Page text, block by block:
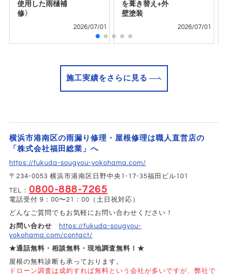
使用した雨樋補
修〉
2026/07/01
を葺き替え+外
壁塗装
2026/07/01
施工実績をさらに見る
横浜市港南区の雨漏り修理・屋根修理は職人直営店の
「株式会社福田総業」へ
https://fukuda-sougyou-yokohama.com/
〒234-0053 横浜市港南区日野中央1-17-35福田ビル101
TEL： 0800-888-7265
電話受付 9：00〜21：00（土日祝対応）
どんなご質問でもお気軽にお問い合わせください！
お問い合わせ
https://fukuda-sougyou-
yokohama.com/contact/
★通話無料・相談無料・現地調査無料！★
屋根の無料診断も承っております。
ドローン調査は成約すれば無料という会社が多いですが、弊社で